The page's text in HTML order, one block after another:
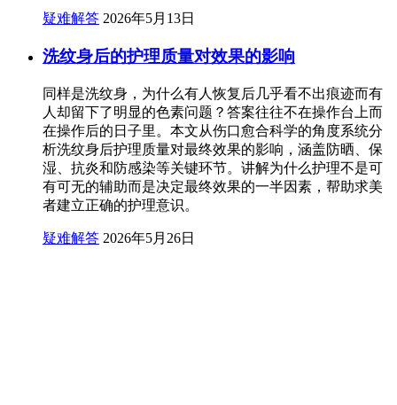
疑难解答 2026年5月13日
洗纹身后的护理质量对效果的影响
同样是洗纹身，为什么有人恢复后几乎看不出痕迹而有
人却留下了明显的色素问题？答案往往不在操作台上而
在操作后的日子里。本文从伤口愈合科学的角度系统分
析洗纹身后护理质量对最终效果的影响，涵盖防晒、保
湿、抗炎和防感染等关键环节。讲解为什么护理不是可
有可无的辅助而是决定最终效果的一半因素，帮助求美
者建立正确的护理意识。
疑难解答 2026年5月26日